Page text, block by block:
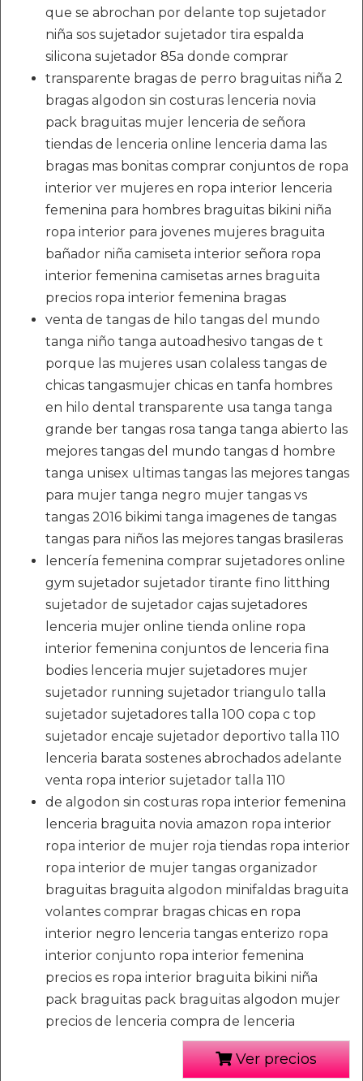
que se abrochan por delante top sujetador
niña sos sujetador sujetador tira espalda
silicona sujetador 85a donde comprar
transparente bragas de perro braguitas niña 2
bragas algodon sin costuras lenceria novia
pack braguitas mujer lenceria de señora
tiendas de lenceria online lenceria dama las
bragas mas bonitas comprar conjuntos de ropa
interior ver mujeres en ropa interior lenceria
femenina para hombres braguitas bikini niña
ropa interior para jovenes mujeres braguita
bañador niña camiseta interior señora ropa
interior femenina camisetas arnes braguita
precios ropa interior femenina bragas
venta de tangas de hilo tangas del mundo
tanga niño tanga autoadhesivo tangas de t
porque las mujeres usan colaless tangas de
chicas tangasmujer chicas en tanfa hombres
en hilo dental transparente usa tanga tanga
grande ber tangas rosa tanga tanga abierto las
mejores tangas del mundo tangas d hombre
tanga unisex ultimas tangas las mejores tangas
para mujer tanga negro mujer tangas vs
tangas 2016 bikimi tanga imagenes de tangas
tangas para niños las mejores tangas brasileras
lencería femenina comprar sujetadores online
gym sujetador sujetador tirante fino litthing
sujetador de sujetador cajas sujetadores
lenceria mujer online tienda online ropa
interior femenina conjuntos de lenceria fina
bodies lenceria mujer sujetadores mujer
sujetador running sujetador triangulo talla
sujetador sujetadores talla 100 copa c top
sujetador encaje sujetador deportivo talla 110
lenceria barata sostenes abrochados adelante
venta ropa interior sujetador talla 110
de algodon sin costuras ropa interior femenina
lenceria braguita novia amazon ropa interior
ropa interior de mujer roja tiendas ropa interior
ropa interior de mujer tangas organizador
braguitas braguita algodon minifaldas braguita
volantes comprar bragas chicas en ropa
interior negro lenceria tangas enterizo ropa
interior conjunto ropa interior femenina
precios es ropa interior braguita bikini niña
pack braguitas pack braguitas algodon mujer
precios de lenceria compra de lenceria
Ver precios